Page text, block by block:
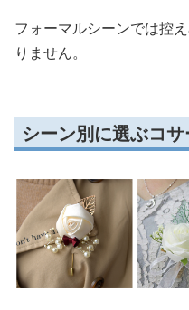
フォーマルシーンでは控
りません。
シーン別に選ぶコ